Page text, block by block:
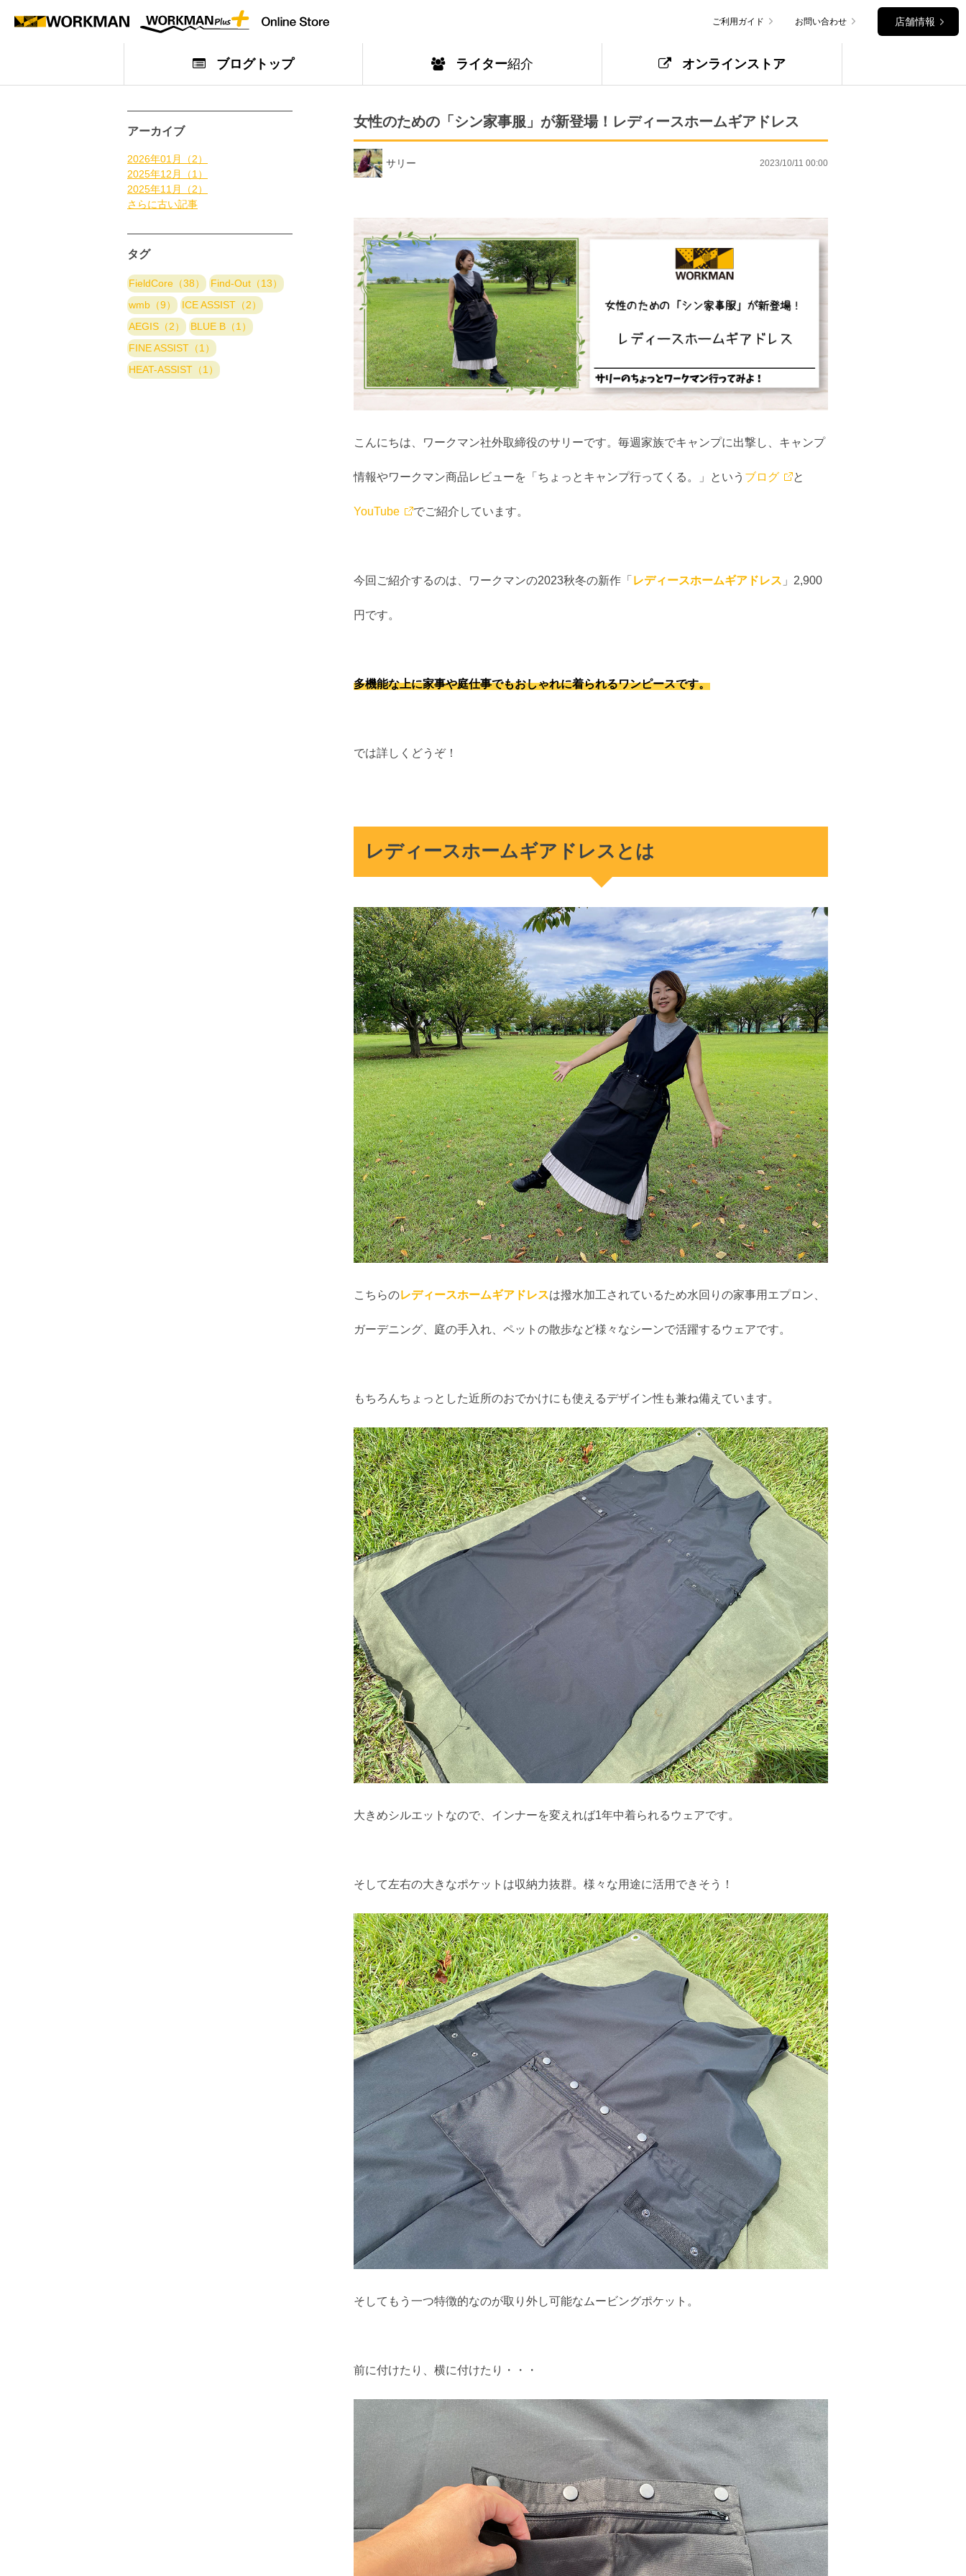
ご利用ガイド お問い合わせ 店舗情報
ブログトップ ライター紹介 オンラインストア
アーカイブ
2026年01月（2）
2025年12月（1）
2025年11月（2）
さらに古い記事
タグ
FieldCore（38）
Find-Out（13）
wmb（9）
ICE ASSIST（2）
AEGIS（2）
BLUE B（1）
FINE ASSIST（1）
HEAT-ASSIST（1）
女性のための「シン家事服」が新登場！レディースホームギアドレス
サリー 2023/10/11 00:00
こんにちは、ワークマン社外取締役のサリーです。毎週家族でキャンプに出撃し、キャンプ
情報やワークマン商品レビューを「ちょっとキャンプ行ってくる。」という ブログ と
YouTube でご紹介しています。
今回ご紹介するのは、ワークマンの2023秋冬の新作「 レディースホームギアドレス 」2,900
円です。
多機能な上に家事や庭仕事でもおしゃれに着られるワンピースです。
では詳しくどうぞ！
レディースホームギアドレスとは
こちらのレディースホームギアドレスは撥水加工されているため水回りの家事用エプロン、
ガーデニング、庭の手入れ、ペットの散歩など様々なシーンで活躍するウェアです。
もちろんちょっとした近所のおでかけにも使えるデザイン性も兼ね備えています。
大きめシルエットなので、インナーを変えれば1年中着られるウェアです。
そして左右の大きなポケットは収納力抜群。様々な用途に活用できそう！
そしてもう一つ特徴的なのが取り外し可能なムービングポケット。
前に付けたり、横に付けたり・・・